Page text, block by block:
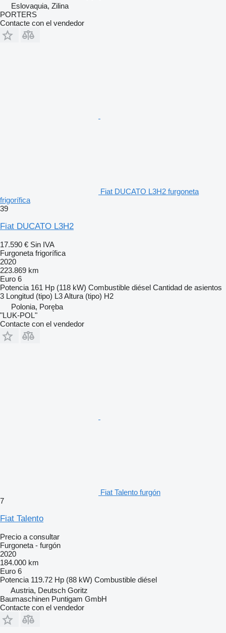
Eslovaquia, Zilina
PORTERS
Contacte con el vendedor
Fiat DUCATO L3H2 furgoneta
frigorífica
39
Fiat DUCATO L3H2
17.590 € Sin IVA
Furgoneta frigorífica
2020
223.869 km
Euro 6
Potencia 161 Hp (118 kW) Combustible diésel Cantidad de asientos
3 Longitud (tipo) L3Altura (tipo) H2
Polonia, Poręba
"LUK-POL"
Contacte con el vendedor
Fiat Talento furgón
7
Fiat Talento
Precio a consultar
Furgoneta - furgón
2020
184.000 km
Euro 6
Potencia 119.72 Hp (88 kW) Combustible diésel
Austria, Deutsch Goritz
Baumaschinen Puntigam GmbH
Contacte con el vendedor